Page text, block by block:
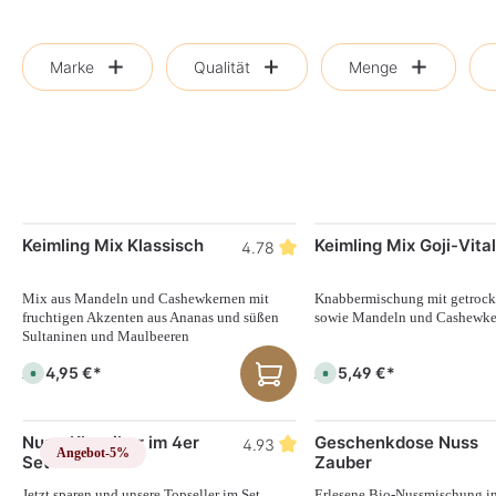
Marke Qualität Menge
Keimling Mix Klassisch 4.78
Mix aus Mandeln und Cashewkernen mit
fruchtigen Akzenten aus Ananas und süßen
Sultaninen und Maulbeeren
S
o
t
v
e
f
Ab4,95 €*
Keimling Mix Goji-Vital
Knabbermischung mit
sowie Mandeln und
S
o
t
v
e
f
Ab5,49 €*
Angebot-5%
Nuss-Klassiker im 4er
Set
4.93
Geschenkdose Nuss
Zauber